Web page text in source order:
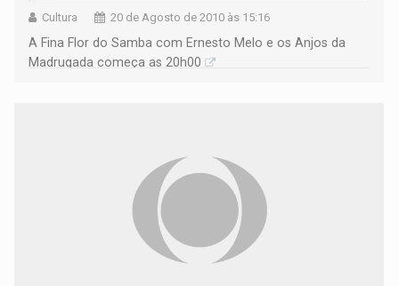
Cultura 20 de Agosto de 2010 às 15:16
A Fina Flor do Samba com Ernesto Melo e os Anjos da
Madrugada começa as 20h00